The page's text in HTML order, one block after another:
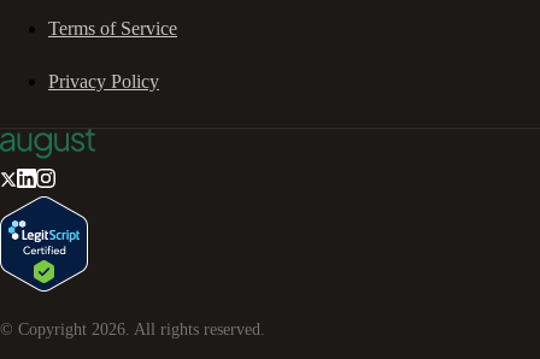
Terms of Service
Privacy Policy
© Copyright 2026 . All rights reserved.